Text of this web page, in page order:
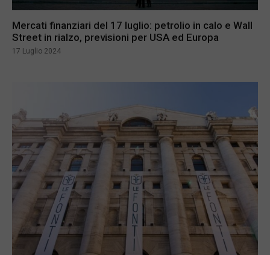
Mercati finanziari del 17 luglio: petrolio in calo e Wall
Street in rialzo, previsioni per USA ed Europa
17 Luglio 2024